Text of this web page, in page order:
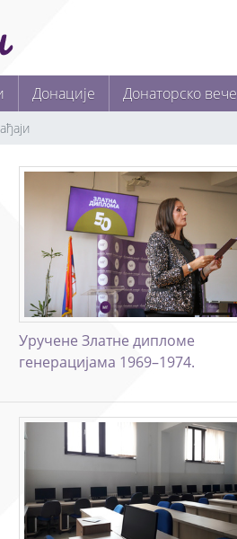
Донације Донаторско вече
Уручене Златне дипломе
генерацијама 1969–1974.